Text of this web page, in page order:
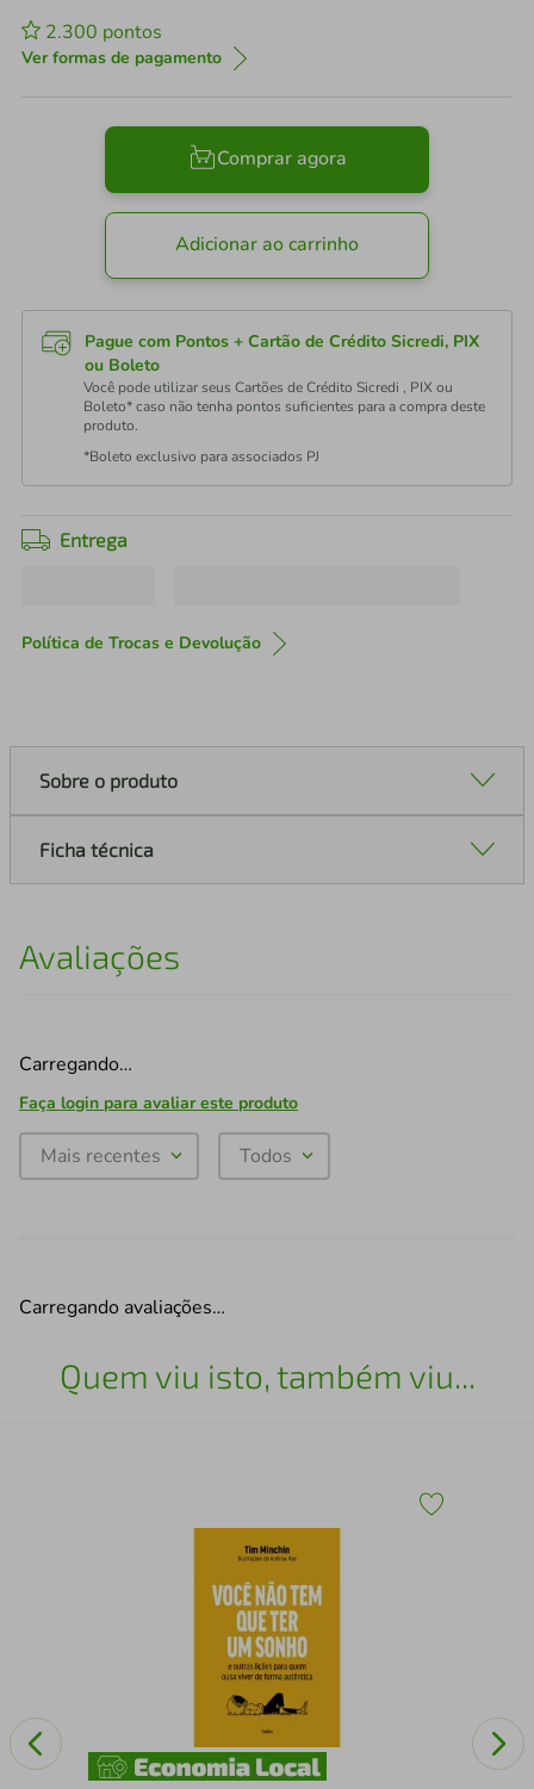
2.300 pontos
Ver formas de pagamento
Comprar agora
Adicionar ao carrinho
Pague com Pontos + Cartão de Crédito Sicredi, PIX
ou Boleto
Você pode utilizar seus Cartões de Crédito Sicredi , PIX ou
Boleto* caso não tenha pontos suficientes para a compra deste
produto.
*Boleto exclusivo para associados PJ
Entrega
Política de Trocas e Devolução
Sobre o produto
Ficha técnica
Avaliações
Carregando…
Faça login para avaliar este produto
Mais recentes Todos
Carregando avaliações…
Quem viu isto, também viu...